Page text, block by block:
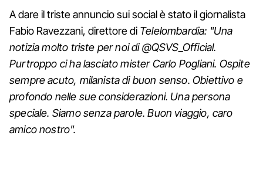
A dare il triste annuncio sui social è stato il giornalista
Fabio Ravezzani, direttore di Telelombardia: "Una
notizia molto triste per noi di @QSVS_Official.
Purtroppo ci ha lasciato mister Carlo Pogliani. Ospite
sempre acuto, milanista di buon senso. Obiettivo e
profondo nelle sue considerazioni. Una persona
speciale. Siamo senza parole. Buon viaggio, caro
amico nostro".